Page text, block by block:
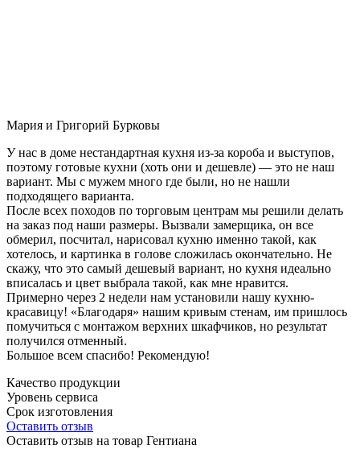
Мария и Григорий Бурковы
У нас в доме нестандартная кухня из-за короба и выступов,
поэтому готовые кухни (хоть они и дешевле) — это не наш
вариант. Мы с мужем много где были, но не нашли
подходящего варианта.
После всех походов по торговым центрам мы решили делать
на заказ под наши размеры. Вызвали замерщика, он все
обмерил, посчитал, нарисовал кухню именно такой, как
хотелось, и картинка в голове сложилась окончательно. Не
скажу, что это самый дешевый вариант, но кухня идеально
вписалась и цвет выбрала такой, как мне нравится.
Примерно через 2 недели нам установили нашу кухню-
красавицу! «Благодаря» нашим кривым стенам, им пришлось
помучиться с монтажом верхних шкафчиков, но результат
получился отменный.
Большое всем спасибо! Рекомендую!
Качество продукции
Уровень сервиса
Срок изготовления
Оставить отзыв
Оставить отзыв на товар Гентиана